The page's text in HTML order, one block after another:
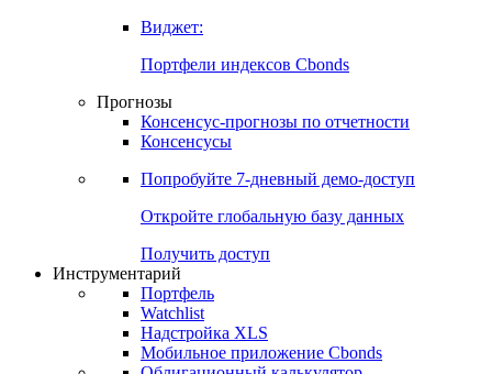
Виджет:
Портфели индексов Cbonds
Прогнозы
Консенсус-прогнозы по отчетности
Консенсусы
Попробуйте 7-дневный демо-доступ
Откройте глобальную базу данных
Получить доступ
Инструментарий
Портфель
Watchlist
Надстройка XLS
Мобильное приложение Cbonds